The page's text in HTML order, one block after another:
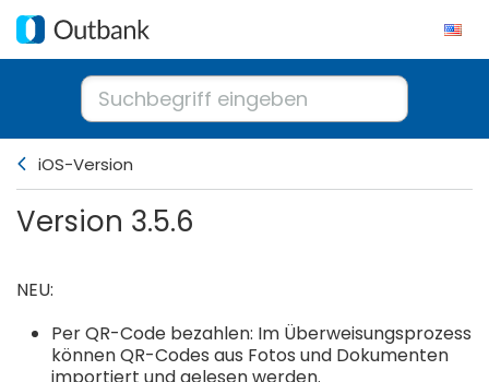
iOS-Version
Version 3.5.6
NEU:
Per QR-Code bezahlen: Im Überweisungsprozess
können QR-Codes aus Fotos und Dokumenten